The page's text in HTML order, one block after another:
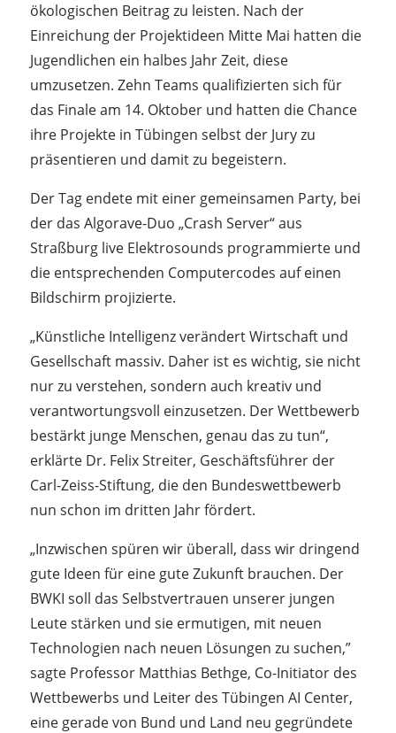
ökologischen Beitrag zu leisten. Nach der
Einreichung der Projektideen Mitte Mai hatten die
Jugendlichen ein halbes Jahr Zeit, diese
umzusetzen. Zehn Teams qualifizierten sich für
das Finale am 14. Oktober und hatten die Chance
ihre Projekte in Tübingen selbst der Jury zu
präsentieren und damit zu begeistern.
Der Tag endete mit einer gemeinsamen Party, bei
der das Algorave-Duo „Crash Server“ aus
Straßburg live Elektrosounds programmierte und
die entsprechenden Computercodes auf einen
Bildschirm projizierte.
„Künstliche Intelligenz verändert Wirtschaft und
Gesellschaft massiv. Daher ist es wichtig, sie nicht
nur zu verstehen, sondern auch kreativ und
verantwortungsvoll einzusetzen. Der Wettbewerb
bestärkt junge Menschen, genau das zu tun“,
erklärte Dr. Felix Streiter, Geschäftsführer der
Carl-Zeiss-Stiftung, die den Bundeswettbewerb
nun schon im dritten Jahr fördert.
„Inzwischen spüren wir überall, dass wir dringend
gute Ideen für eine gute Zukunft brauchen. Der
BWKI soll das Selbstvertrauen unserer jungen
Leute stärken und sie ermutigen, mit neuen
Technologien nach neuen Lösungen zu suchen,”
sagte Professor Matthias Bethge, Co-Initiator des
Wettbewerbs und Leiter des Tübingen AI Center,
eine gerade von Bund und Land neu gegründete